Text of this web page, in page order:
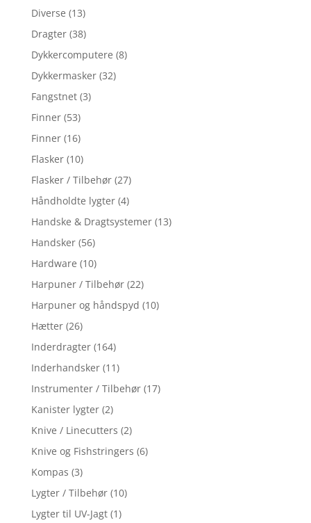
Diverse (13)
Dragter (38)
Dykkercomputere (8)
Dykkermasker (32)
Fangstnet (3)
Finner (53)
Finner (16)
Flasker (10)
Flasker / Tilbehør (27)
Håndholdte lygter (4)
Handske & Dragtsystemer (13)
Handsker (56)
Hardware (10)
Harpuner / Tilbehør (22)
Harpuner og håndspyd (10)
Hætter (26)
Inderdragter (164)
Inderhandsker (11)
Instrumenter / Tilbehør (17)
Kanister lygter (2)
Knive / Linecutters (2)
Knive og Fishstringers (6)
Kompas (3)
Lygter / Tilbehør (10)
Lygter til UV-Jagt (1)